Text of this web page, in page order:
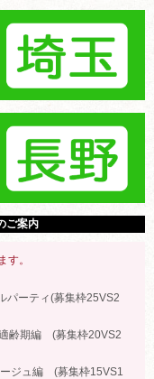
ご案内
す。
ーティ(募集枠25VS2
齢期編 (募集枠20VS2
ジュ編 (募集枠15VS1